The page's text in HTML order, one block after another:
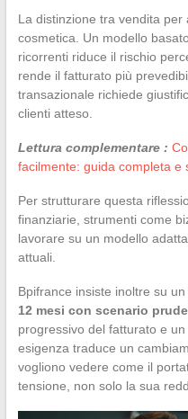
La distinzione tra vendita
cosmetica. Un modello
ricorrenti riduce il rischio
rende il fatturato più
transazionale richiede
clienti atteso.
Lettura complementare :
facilmente: guida completa e
Per strutturare questa
finanziarie, strumenti come
lavorare su un modello
attuali.
Bpifrance insiste inoltre su un
12 mesi con scenario
progressivo del fatturato e
esigenza traduce un
vogliono vedere come il
tensione, non solo la sua